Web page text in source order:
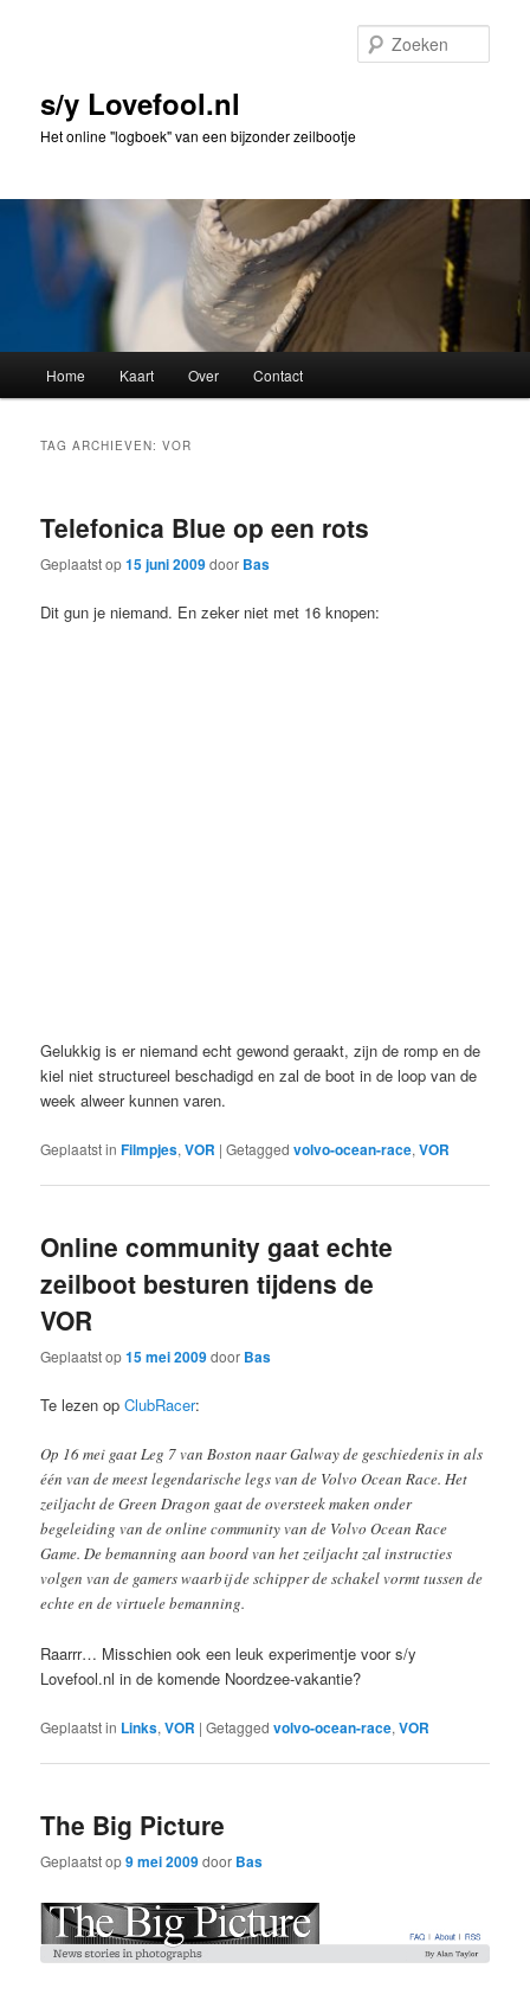
inhoud
inhouds/y Lovefool.nl
Het online "logboek" van een bijzonder zeilbootje
Home Kaart Over Contact
TAG ARCHIEVEN:VOR
Telefonica Blue op een rots
Geplaatst op15 juni 2009door Bas
Dit gun je niemand. En zeker niet met 16 knopen:
Gelukkig is er niemand echt gewond geraakt, zijn de romp en de
kiel niet structureel beschadigd en zal de boot in de loop van de
week alweer kunnen varen.
Geplaatst in Filmpjes,VOR |Getagged volvo-ocean-race,VOR
Online community gaat echte
zeilboot besturen tijdens de
VOR
Geplaatst op15 mei 2009door Bas
Te lezen opClubRacer:
Op 16 mei gaat Leg 7 van Boston naar Galway de geschiedenis in als
één van de meest legendarische legs van de Volvo Ocean Race. Het
zeiljacht de Green Dragon gaat de oversteek maken onder
begeleiding van de online community van de Volvo Ocean Race
Game. De bemanning aan boord van het zeiljacht zal instructies
volgen van de gamers waarbij de schipper de schakel vormt tussen de
echte en de virtuele bemanning.
Raarrr… Misschien ook een leuk experimentje voor s/y
Lovefool.nl in de komende Noordzee-vakantie?
Geplaatst in Links,VOR |Getagged volvo-ocean-race,VOR
The Big Picture
Geplaatst op9 mei 2009door Bas